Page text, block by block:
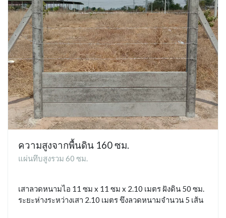
ความสูงจากพื้นดิน 160 ซม.
แผ่นทึบสูงรวม 60 ซม.
เสาลวดหนามไอ 11 ซม x 11 ซม x 2.10 เมตร ฝังดิน 50 ซม.
ระยะห่างระหว่างเสา 2.10 เมตร ขึงลวดหนามจำนวน 5 เส้น